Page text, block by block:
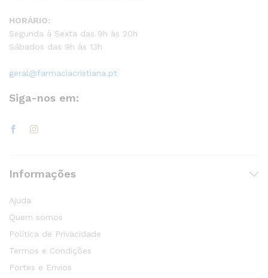
HORÁRIO:
Segunda à Sexta das 9h às 20h
Sábados das 9h às 13h
geral@farmaciacristiana.pt
Siga-nos em:
Informações
Ajuda
Quem somos
Política de Privacidade
Termos e Condições
Portes e Envios